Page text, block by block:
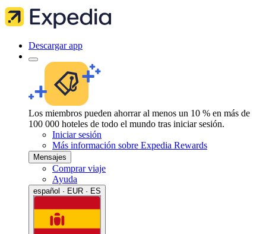
Descargar app
Los miembros pueden ahorrar al menos un 10 % en más de
100 000 hoteles de todo el mundo tras iniciar sesión.
Iniciar sesión
Más información sobre Expedia Rewards
Mensajes
Comprar viaje
Ayuda
español · EUR · ES